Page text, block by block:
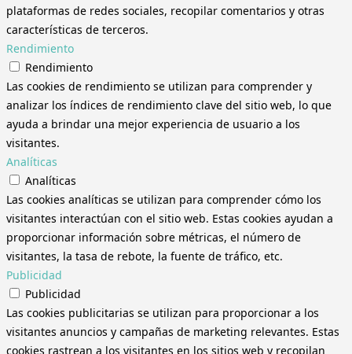
plataformas de redes sociales, recopilar comentarios y otras
características de terceros.
Rendimiento
Rendimiento
Las cookies de rendimiento se utilizan para comprender y
analizar los índices de rendimiento clave del sitio web, lo que
ayuda a brindar una mejor experiencia de usuario a los
visitantes.
Analíticas
Analíticas
Las cookies analíticas se utilizan para comprender cómo los
visitantes interactúan con el sitio web. Estas cookies ayudan a
proporcionar información sobre métricas, el número de
visitantes, la tasa de rebote, la fuente de tráfico, etc.
Publicidad
Publicidad
Las cookies publicitarias se utilizan para proporcionar a los
visitantes anuncios y campañas de marketing relevantes. Estas
cookies rastrean a los visitantes en los sitios web y recopilan